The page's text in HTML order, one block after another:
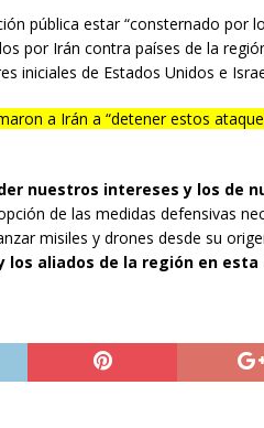
pública estar “consternado por
por Irán contra países de la
iniciales de Estados Unidos e
a Irán a “detener estos
nuestros intereses y los de
de las medidas defensivas
misiles y drones desde su
los aliados de la región en